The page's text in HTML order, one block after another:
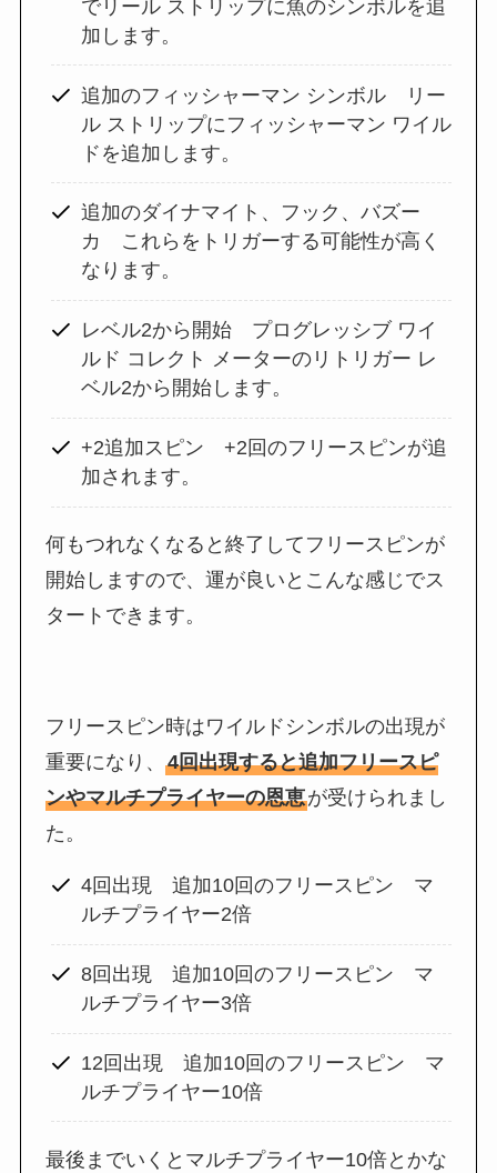
でリール ストリップに魚のシンボルを追
加します。
追加のフィッシャーマン シンボル リー
ル ストリップにフィッシャーマン ワイル
ドを追加します。
追加のダイナマイト、フック、バズー
カ これらをトリガーする可能性が高く
なります。
レベル2から開始 プログレッシブ ワイ
ルド コレクト メーターのリトリガー レ
ベル2から開始します。
+2追加スピン +2回のフリースピンが追
加されます。
何もつれなくなると終了してフリースピンが
開始しますので、運が良いとこんな感じでス
タートできます。
フリースピン時はワイルドシンボルの出現が
重要になり、4回出現すると追加フリースピ
ンやマルチプライヤーの恩恵が受けられまし
た。
4回出現 追加10回のフリースピン マ
ルチプライヤー2倍
8回出現 追加10回のフリースピン マ
ルチプライヤー3倍
12回出現 追加10回のフリースピン マ
ルチプライヤー10倍
最後までいくとマルチプライヤー10倍とかな